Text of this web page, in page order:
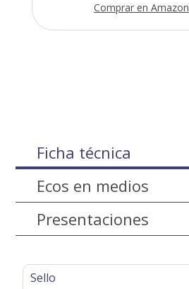
Comprar en Amazon
Ficha técnica
Ecos en medios
Presentaciones
Sello